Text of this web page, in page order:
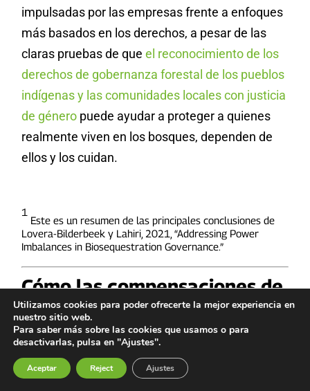
impulsadas por las empresas frente a enfoques
más basados en los derechos, a pesar de las
claras pruebas de queel reconocimiento de los
derechos de gobernanza forestal de los pueblos
indígenas y las comunidades locales con justicia
de género puede ayudar a proteger a quienes
realmente viven en los bosques, dependen de
ellos y los cuidan.
1
Este es un resumen de las principales conclusiones de
Lovera-Bilderbeek y Lahiri, 2021 , “Addressing Power
Imbalances in Biosequestration Governance.”
Cómo las compensaciones de
carbono de la forestación
están socavando el progreso
hacia la justicia de género y
la gobernanza forestal
Utilizamos cookies para poder ofrecerte la mejor experiencia en
nuestro sitio web.
Para saber más sobre las cookies que usamos o para
desactivarlas, pulsa en "Ajustes".
Aceptar Reject Ajustes